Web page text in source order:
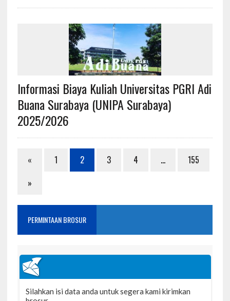
Informasi Biaya Kuliah Universitas PGRI Adi
Buana Surabaya (UNIPA Surabaya)
2025/2026
« 1 2 3 4 …
155
»
PERMINTAAN BROSUR